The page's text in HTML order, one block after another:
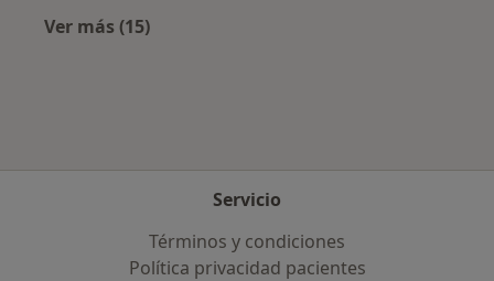
Ver más (15)
Servicio
Términos y condiciones
Política privacidad pacientes